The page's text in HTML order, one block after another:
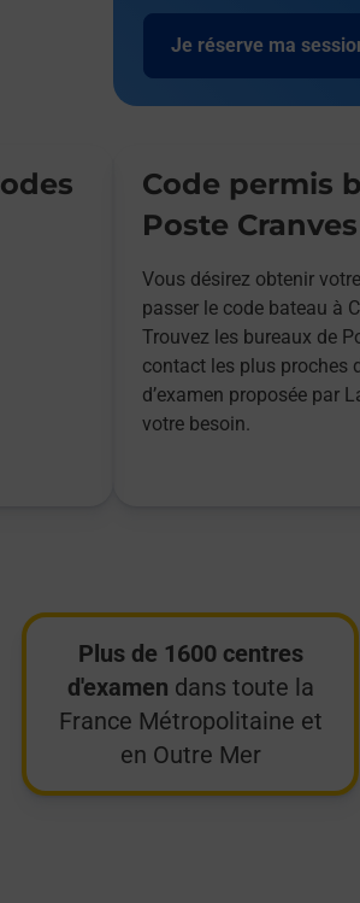
Je réserve ma
Code permis
Poste
Vous désirez obtenir
passer le code bateau à
Trouvez les bureaux de
contact les plus proches
d’examen proposée par
votre besoin.
Plus de 1600 centres
d'examen dans toute la
France Métropolitaine et
en Outre Mer